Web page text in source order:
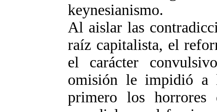
keynesianismo.
Al aislar las
raíz capitalista, el
el carácter
omisión le impidió a
primero los horrores